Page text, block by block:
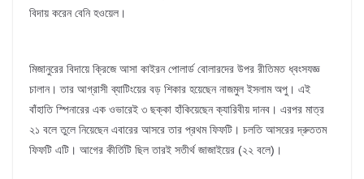
বিদায় করেন বেনি হওয়েল।
মিজানুরের বিদায়ে ক্রিজে আসা কাইরন পোলার্ড বোলারদের উপর রীতিমত ধ্বংসযজ্ঞ
চালান। তার আগ্রাসী ব্যাটিংয়ের বড় শিকার হয়েছেন নাজমুল ইসলাম অপু। এই
বাঁহাতি স্পিনারের এক ওভারেই ৩ ছক্কা হাঁকিয়েছেন ক্যারিবীয় দানব। এরপর মাত্র
২১ বলে তুলে নিয়েছেন এবারের আসরে তার প্রথম ফিফটি। চলতি আসরের দ্রুততম
ফিফটি এটি। আগের কীর্তিটি ছিল তারই সতীর্থ জাজাইয়ের (২২ বলে)।